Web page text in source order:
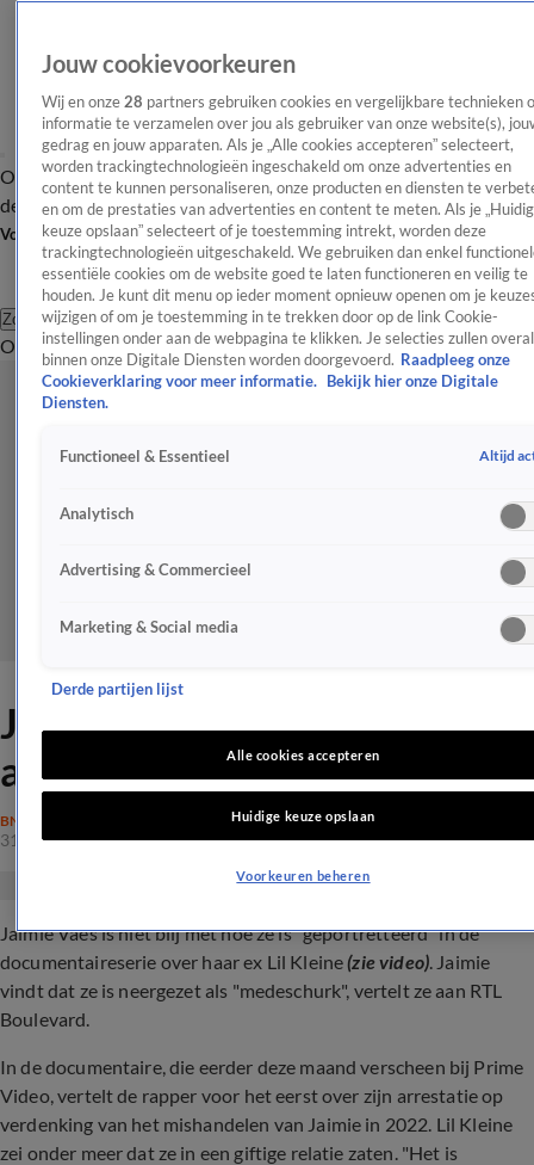
OverzichtAfleveringen Entertainment TV Algemeen
Tip
de redactieNieuwsbrief
Volg Shownieuws
Zoeken
OverzichtEntertainmentSpraakmakendRealityCrimeVideo's
Jaimie Vaes reageert vol
afschuw op docu Jorik
BN'ERS
31 jan 2024, 19:48
Jaimie Vaes is niet blij met hoe ze is "geportretteerd" in de
documentaireserie over haar ex Lil Kleine(zie video). Jaimie
vindt dat ze is neergezet als "medeschurk", vertelt ze aan RTL
Boulevard.
In de documentaire, die eerder deze maand verscheen bij Prime
Video, vertelt de rapper voor het eerst over zijn arrestatie op
verdenking van het mishandelen van Jaimie in 2022. Lil Kleine
zei onder meer dat ze in een giftige relatie zaten. "Het is
Jouw cookievoorkeuren
Wij en onze 28 partners gebruiken cookies en vergelijkbare technieken
informatie te verzamelen over jou als gebruiker van onze website(s),
gedrag en jouw apparaten. Als je „Alle cookies accepteren” selecteert,
worden trackingtechnologieën ingeschakeld om onze advertenties en
content te kunnen personaliseren, onze producten en diensten te
en om de prestaties van advertenties en content te meten. Als je
keuze opslaan” selecteert of je toestemming intrekt, worden deze
trackingtechnologieën uitgeschakeld. We gebruiken dan enkel
essentiële cookies om de website goed te laten functioneren en veilig te
houden. Je kunt dit menu op ieder moment opnieuw openen om je
wijzigen of om je toestemming in te trekken door op de link Cookie-
instellingen onder aan de webpagina te klikken. Je selecties zullen overal
binnen onze Digitale Diensten worden doorgevoerd. Raadpleeg onze
Cookieverklaring voor meer informatie.
Bekijk hier onze Digitale
Diensten.
Functioneel & Essentieel Altijd
Analytisch
Advertising & Commercieel
Marketing & Social media
Derde partijen lijst
Alle cookies accepteren
Huidige keuze opslaan
Voorkeuren beheren